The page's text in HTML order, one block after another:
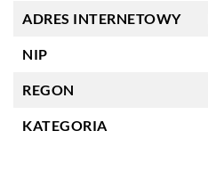
ADRES INTERNETOWY
NIP
REGON
KATEGORIA